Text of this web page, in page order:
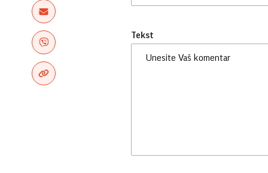
Tekst